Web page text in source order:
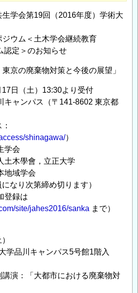
生学会第19回（2016年度）学術大
ジウム＜土木学会継続教育
認定＞のお知らせ
京の廃棄物対策と今後の展望」
日（土）13:30より受付
キャンパス（〒141-8602 東京都
shinagawa/）
学会
土木學會，立正大学
地域学会
なり次第締め切ります）
登録は
site/jahes2016/sanka まで）
品川キャンパス5号館1階入
演：「大都市における廃棄物対